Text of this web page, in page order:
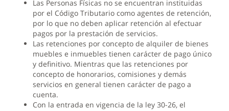
Las Personas Físicas no se encuentran instituidas
por el Código Tributario como agentes de retención,
por lo que no deben aplicar retención al efectuar
pagos por la prestación de servicios.
Las retenciones por concepto de alquiler de bienes
muebles e inmuebles tienen carácter de pago único
y definitivo. Mientras que las retenciones por
concepto de honorarios, comisiones y demás
servicios en general tienen carácter de pago a
cuenta.
Con la entrada en vigencia de la ley 30-26, el